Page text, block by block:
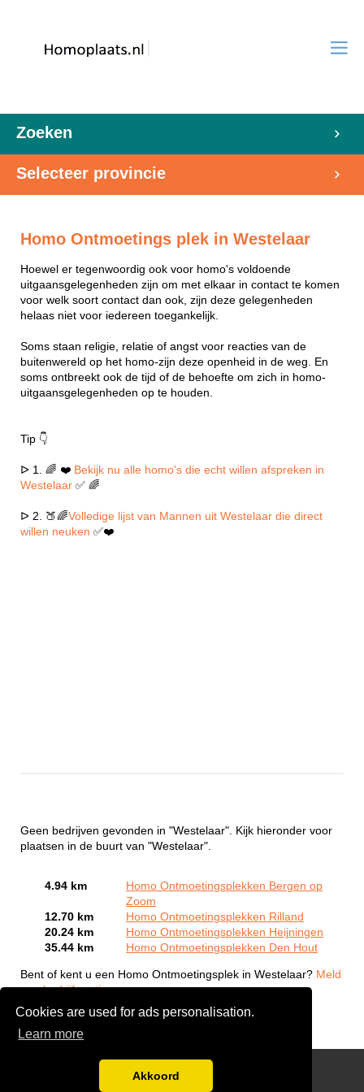
Cookies are used for ads personalisation.
Learn more
Akkoord
Zoeken
Selecteer provincie
Homo Ontmoetings plek in Westelaar
Hoewel er tegenwoordig ook voor homo's voldoende
uitgaansgelegenheden zijn om met elkaar in contact te komen
voor welk soort contact dan ook, zijn deze gelegenheden
helaas niet voor iedereen toegankelijk.
Soms staan religie, relatie of angst voor reacties van de
buitenwereld op het homo-zijn deze openheid in de weg. En
soms ontbreekt ook de tijd of de behoefte om zich in homo-
uitgaansgelegenheden op te houden.
Tip 👇
ᐅ 1. 🌈 ❤️ Bekijk nu alle homo's die echt willen afspreken in
Westelaar ✅ 🌈
ᐅ 2. 🍑🌈Volledige lijst van Mannen uit Westelaar die direct
willen neuken ✅❤️
Geen bedrijven gevonden in "Westelaar". Kijk hieronder voor
plaatsen in de buurt van "Westelaar".
4.94 km
Homo Ontmoetingsplekken Bergen op
Zoom
12.70 km
Homo Ontmoetingsplekken Rilland
20.24 km
Homo Ontmoetingsplekken Heijningen
35.44 km
Homo Ontmoetingsplekken Den Hout
Bent of kent u een Homo Ontmoetingsplek in Westelaar? Meld
een bedrijf gratis aan